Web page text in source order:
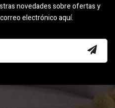
novedades sobre ofertas y
electrónico aquí.